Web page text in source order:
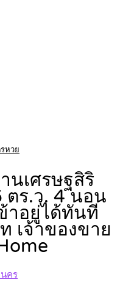
หวย
นเศรษฐสิริ
ร.ว. 4 นอน
าอยู่ได้ทันที
เจ้าของขาย
คร